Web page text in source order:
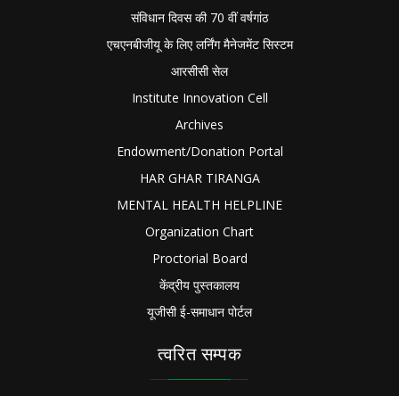
संविधान दिवस की 70 वीं वर्षगांठ
एचएनबीजीयू के लिए लर्निंग मैनेजमेंट सिस्टम
आरसीसी सेल
Institute Innovation Cell
Archives
Endowment/Donation Portal
HAR GHAR TIRANGA
MENTAL HEALTH HELPLINE
Organization Chart
Proctorial Board
केंद्रीय पुस्तकालय
यूजीसी ई-समाधान पोर्टल
त्वरित सम्पक